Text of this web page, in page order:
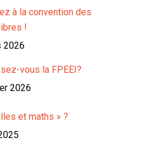
à la convention des
!
2026
vous la FPEEI?
2026
et maths » ?